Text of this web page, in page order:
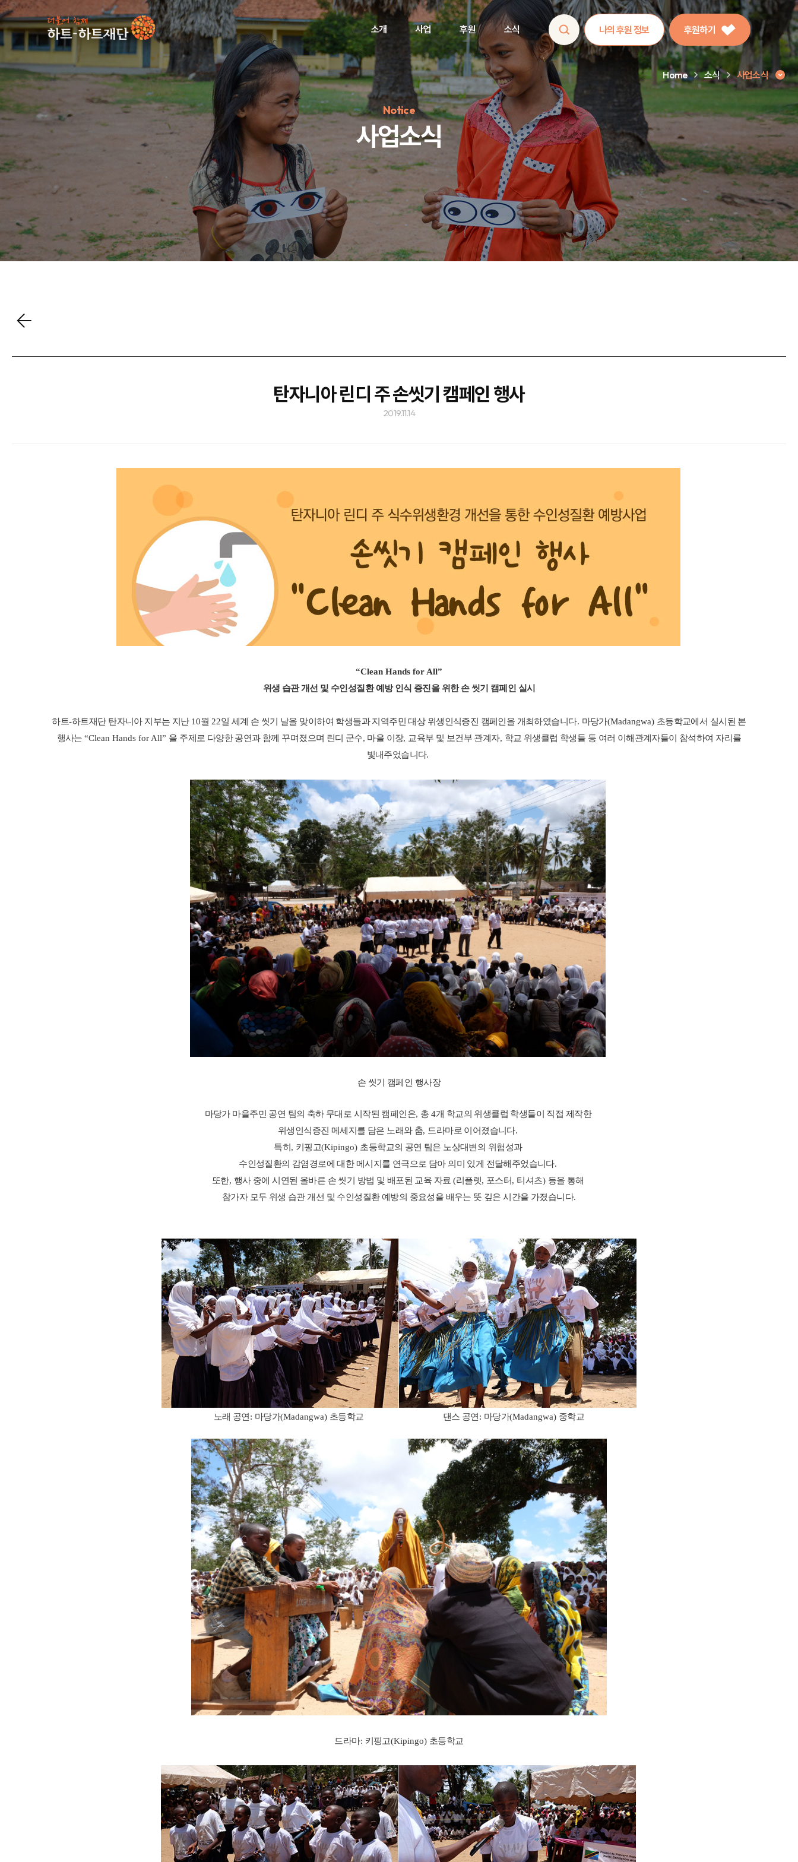
소개 사업 후원 소식 나의 후원 정보 후원하기
인기 키워드 #정기후원 #하트플레이스#캠페인#팬덤후원
Home 소식 사업소식
Notice
사업소식
사업소식
탄자니아 린디 주 손씻기 캠페인 행사
2019.11.14
“Clean Hands for All”
위생 습관 개선 및 수인성질환 예방 인식 증진을 위한 손 씻기 캠페인 실시
하트-하트재단 탄자니아 지부는 지난 10월 22일 세계 손 씻기 날을 맞이하여 학생들과 지역주민 대상 위생인식증진 캠페인을 개최하였습니다. 마당가(Madangwa) 초등학교에서 실시된 본
행사는“Clean Hands for All” 을 주제로 다양한 공연과 함께 꾸며졌으며 린디 군수, 마을 이장, 교육부 및 보건부 관계자, 학교 위생클럽 학생들 등 여러 이해관계자들이 참석하여 자리를
빛내주었습니다.
손 씻기 캠페인 행사장
마당가 마을주민 공연 팀의 축하 무대로 시작된 캠페인은, 총 4개 학교의 위생클럽 학생들이 직접 제작한
위생인식증진 메세지를 담은 노래와 춤, 드라마로 이어졌습니다.
특히 , 키핑고(Kipingo) 초등학교의 공연 팀은 노상대변의 위험성과
수인성질환의 감염경로에 대한 메시지를 연극으로 담아 의미 있게 전달해주었습니다.
또한, 행사 중에 시연된 올바른 손 씻기 방법 및 배포된 교육 자료 (리플렛, 포스터, 티셔츠) 등을 통해
참가자 모두 위생 습관 개선 및 수인성질환 예방의 중요성을 배우는 뜻 깊은 시간을 가졌습니다.
노래 공연: 마당가(Madangwa) 초등학교 댄스 공연: 마당가(Madangwa) 중학교
드라마: 키핑고(Kipingo) 초등학교